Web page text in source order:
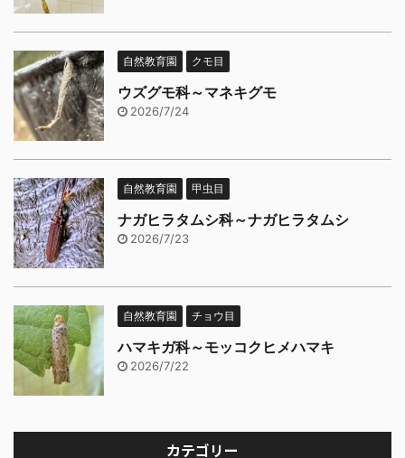
自然教育園 クモ目
ウズグモ科～マネキグモ
2026/7/24
自然教育園 甲虫目
ナガヒラタムシ科～ナガヒラタムシ
2026/7/23
自然教育園 チョウ目
ハマキガ科～モッコクヒメハマキ
2026/7/22
カテゴリー